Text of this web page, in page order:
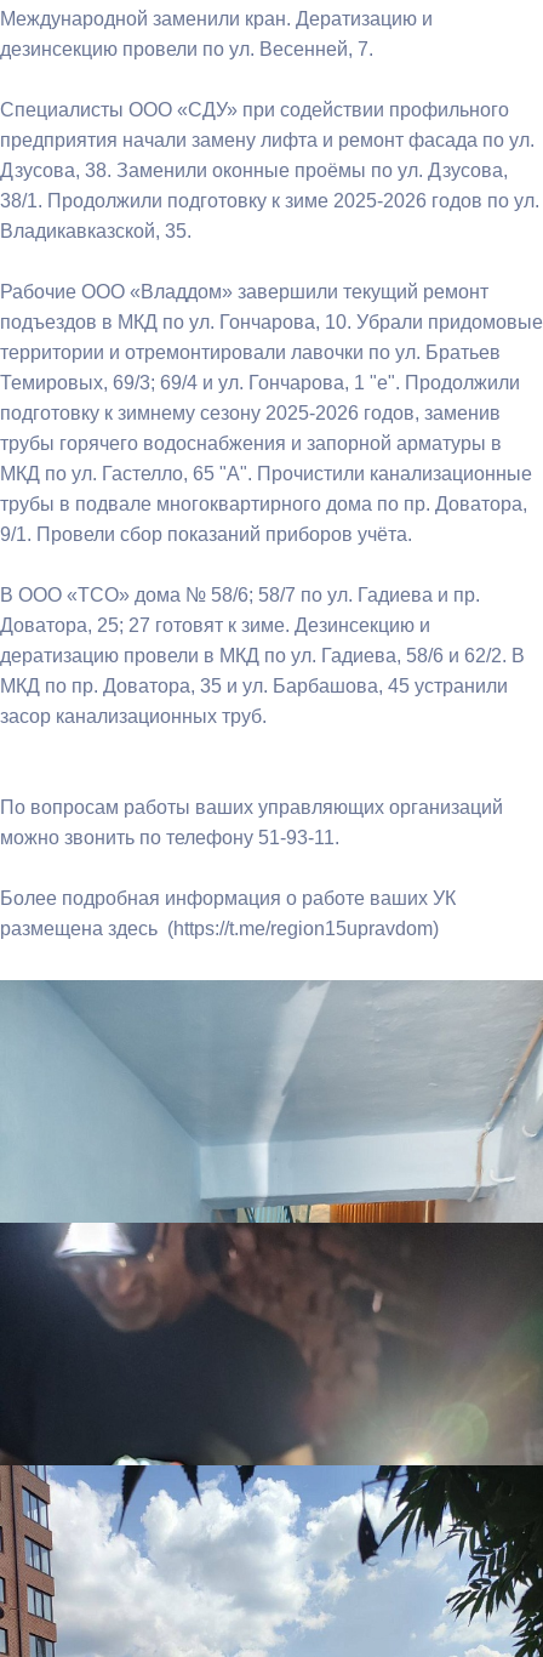
Международной заменили кран. Дератизацию и
дезинсекцию провели по ул. Весенней, 7.
Специалисты ООО «СДУ» при содействии профильного
предприятия начали замену лифта и ремонт фасада по ул.
Дзусова, 38. Заменили оконные проёмы по ул. Дзусова,
38/1. Продолжили подготовку к зиме 2025-2026 годов по ул.
Владикавказской, 35.
Рабочие ООО «Владдом» завершили текущий ремонт
подъездов в МКД по ул. Гончарова, 10. Убрали придомовые
территории и отремонтировали лавочки по ул. Братьев
Темировых, 69/3; 69/4 и ул. Гончарова, 1 "е". Продолжили
подготовку к зимнему сезону 2025-2026 годов, заменив
трубы горячего водоснабжения и запорной арматуры в
МКД по ул. Гастелло, 65 "А". Прочистили канализационные
трубы в подвале многоквартирного дома по пр. Доватора,
9/1. Провели сбор показаний приборов учёта.
В ООО «ТСО» дома № 58/6; 58/7 по ул. Гадиева и пр.
Доватора, 25; 27 готовят к зиме. Дезинсекцию и
дератизацию провели в МКД по ул. Гадиева, 58/6 и 62/2. В
МКД по пр. Доватора, 35 и ул. Барбашова, 45 устранили
засор канализационных труб.
По вопросам работы ваших управляющих организаций
можно звонить по телефону 51-93-11.
Более подробная информация о работе ваших УК
размещена здесь (https://t.me/region15upravdom)